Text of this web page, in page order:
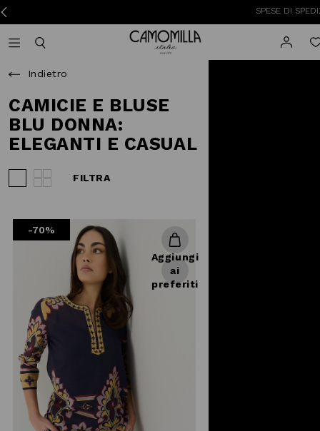
SPESE DI SPEDIZIONE
Camomilla Italia®
Indietro
CAMICIE E BLUSE
BLU DONNA:
ELEGANTI E CASUAL
FILTRA
-70%
Aggiungi
ai
preferiti